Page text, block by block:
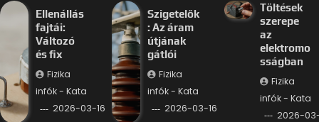
Ellenállás
fajtái:
Változó
és fix
Fizika
infók - Kata
2026-03-16
Szigetelők
: Az áram
útjának
gátlói
Fizika
infók - Kata
2026-03-16
Töltések
szerepe
az
elektromo
sságban
Fizika
infók - Kata
2026-